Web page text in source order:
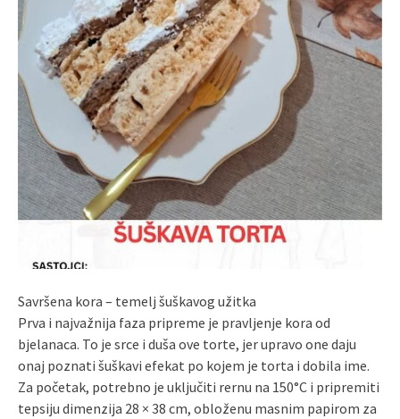
Savršena kora – temelj šuškavog užitka
Prva i najvažnija faza pripreme je pravljenje kora od
bjelanaca. To je srce i duša ove torte, jer upravo one daju
onaj poznati šuškavi efekat po kojem je torta i dobila ime.
Za početak, potrebno je uključiti rernu na 150°C i pripremiti
tepsiju dimenzija 28 × 38 cm, obloženu masnim papirom za